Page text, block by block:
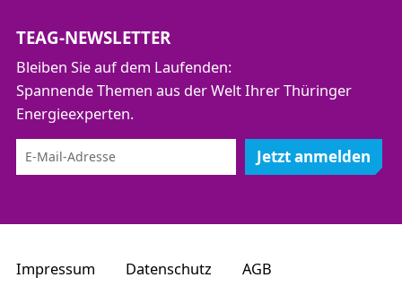
TEAG-NEWSLETTER
Bleiben Sie auf dem Laufenden:
Spannende Themen aus der Welt Ihrer Thüringer
Energieexperten.
Jetzt anmelden
Impressum Datenschutz AGB